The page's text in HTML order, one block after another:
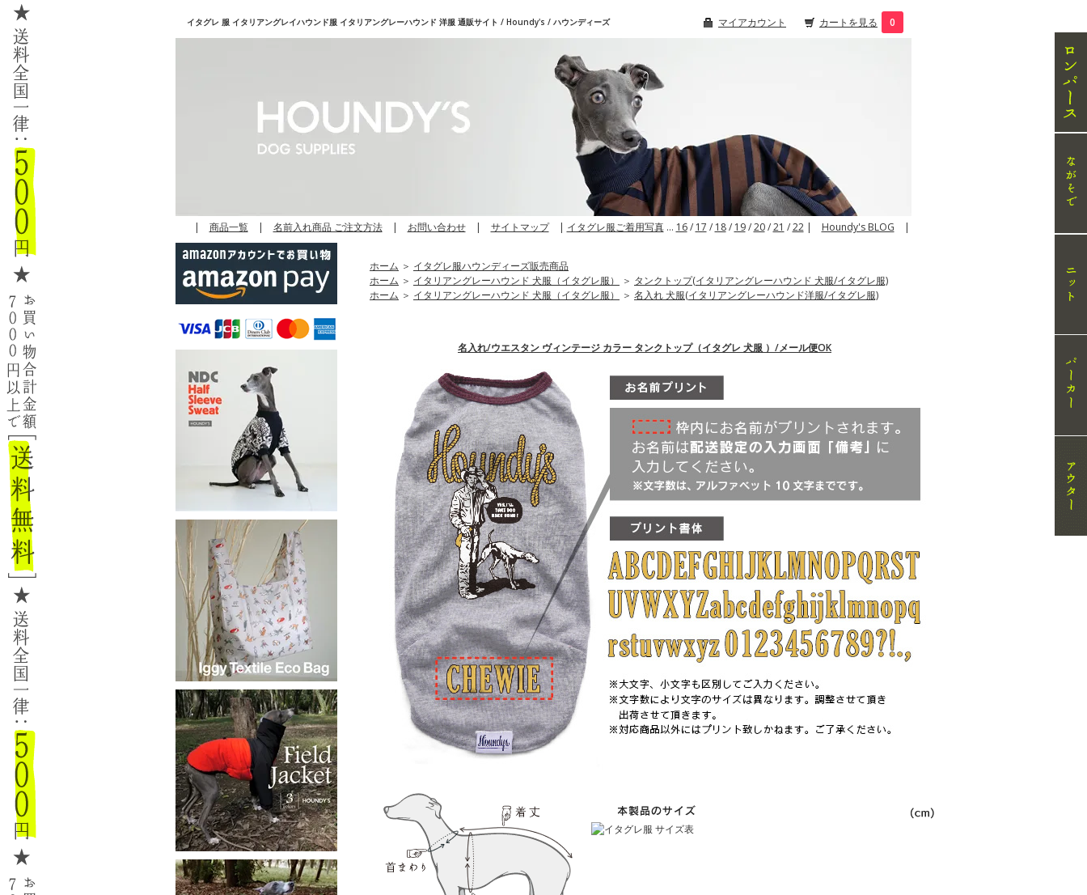
イタグレ 服 イタリアングレイハウンド服 イタリアングレーハウンド 洋服 通販サイト / Houndy's / ハウンディーズ マイアカウント カートを見る 0
| 商品一覧| 名前入れ商品 ご注文方法| お問い合わせ| サイトマップ| イタグレ服ご着用写真… 16/ 17 / 18/ 19/20/21 /22| Houndy's BLOG |
ホーム ＞ イタグレ服ハウンディーズ販売商品
ホーム ＞ イタリアングレーハウンド 犬服（イタグレ服） ＞ タンクトップ(イタリアングレーハウンド 犬服/イタグレ服)
ホーム ＞ イタリアングレーハウンド 犬服（イタグレ服） ＞ 名入れ 犬服(イタリアングレーハウンド洋服/イタグレ服)
名入れ/ウエスタン ヴィンテージ カラー タンクトップ（イタグレ 犬服 ）/メール便OK